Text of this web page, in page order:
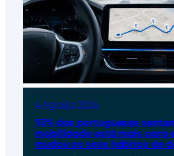
4 Agosto 2026
93% dos portugueses
mobilidade está mais cara e
mudou os seus hábitos de